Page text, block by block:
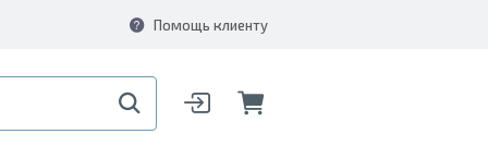
Помощь клиенту